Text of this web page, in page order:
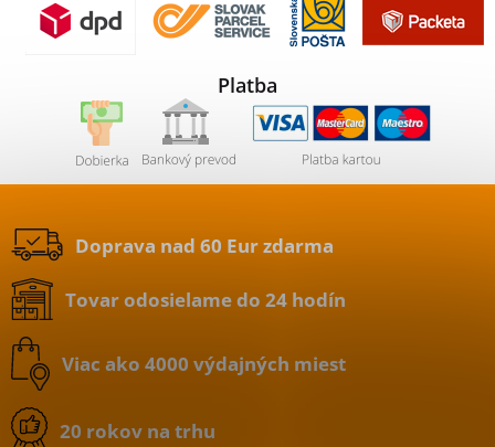
Platba
Doprava nad 60 Eur zdarma
Tovar odosielame do 24 hodín
Viac ako 4000 výdajných miest
20 rokov na trhu